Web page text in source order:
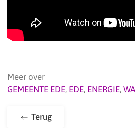
Meer over
GEMEENTE EDE, EDE, ENERGIE,
Terug